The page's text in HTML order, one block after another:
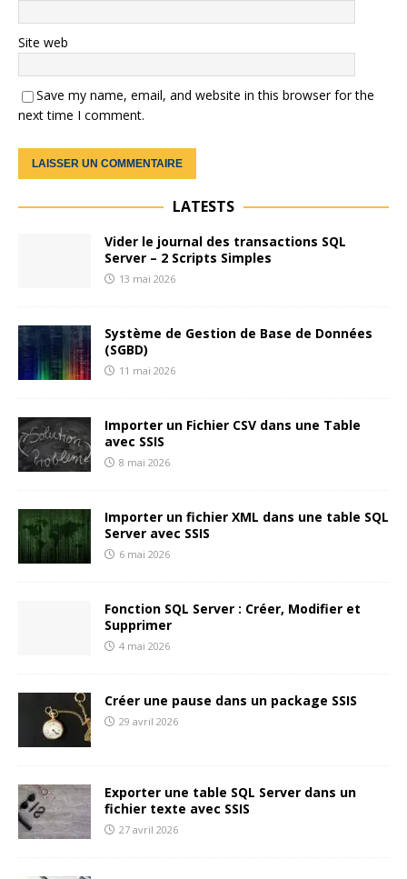
Site web
Save my name, email, and website in this browser for the
next time I comment.
LATESTS
Vider le journal des transactions SQL
Server – 2 Scripts Simples
13 mai 2026
Système de Gestion de Base de Données
(SGBD)
11 mai 2026
Importer un Fichier CSV dans une Table
avec SSIS
8 mai 2026
Importer un fichier XML dans une table SQL
Server avec SSIS
6 mai 2026
Fonction SQL Server : Créer, Modifier et
Supprimer
4 mai 2026
Créer une pause dans un package SSIS
29 avril 2026
Exporter une table SQL Server dans un
fichier texte avec SSIS
27 avril 2026